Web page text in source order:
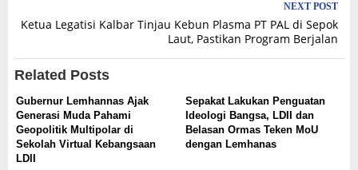
NEXT POST
Ketua Legatisi Kalbar Tinjau Kebun Plasma PT PAL di Sepok
Laut, Pastikan Program Berjalan
Related Posts
Gubernur Lemhannas Ajak
Generasi Muda Pahami
Geopolitik Multipolar di
Sekolah Virtual Kebangsaan
LDII
Sepakat Lakukan Penguatan
Ideologi Bangsa, LDII dan
Belasan Ormas Teken MoU
dengan Lemhanas